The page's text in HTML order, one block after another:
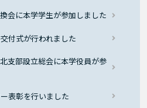
会に本学学生が参加しました
付式が行われました
支部設立総会に本学役員が参
表彰を行いました